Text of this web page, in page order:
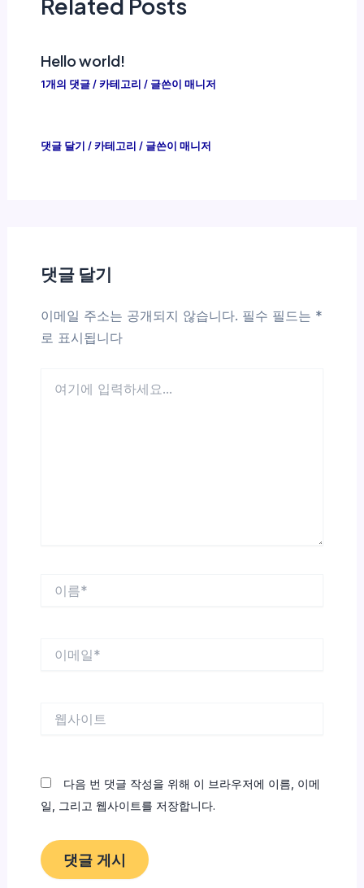
Related Posts
Hello world!
1개의 댓글 / 카테고리 / 글쓴이 매니저
댓글 달기 / 카테고리 / 글쓴이 매니저
댓글 달기
이메일 주소는 공개되지 않습니다. 필수 필드는 *
로 표시됩니다
다음 번 댓글 작성을 위해 이 브라우저에 이름, 이메
일, 그리고 웹사이트를 저장합니다.